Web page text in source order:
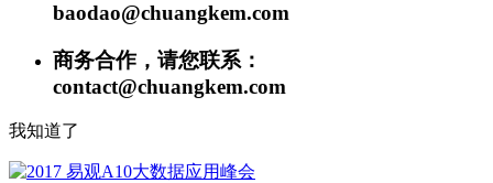
baodao@chuangkem.com
商务合作，请您联系：
contact@chuangkem.com
我知道了